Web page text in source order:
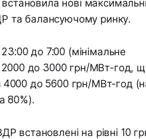
нові максимальні
та балансуючому ринку.
до 7:00 (мінімальне
2000 до 3000 грн/МВт-год,
4000 до 5600 грн/МВт-год
80%).
встановлені на рівні 10